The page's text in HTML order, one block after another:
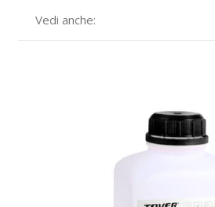
Vedi anche: